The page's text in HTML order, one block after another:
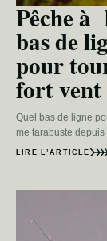
Pêche à
bas de
pour
fort vent
Quel bas de ligne
me tarabuste
LIRE L’ARTICLE